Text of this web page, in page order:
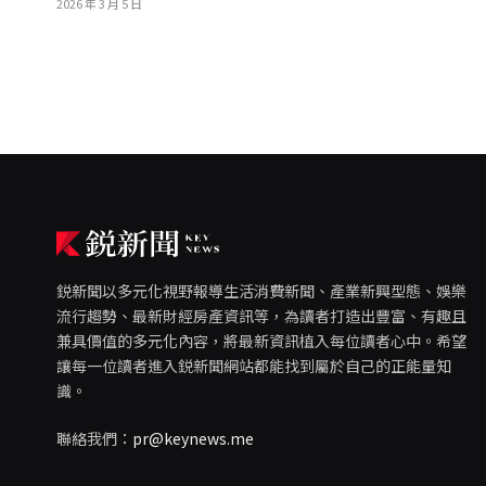
2026 年 3 月 5 日
鋭新聞以多元化視野報導生活消費新聞、產業新興型態、娛樂
流行趨勢、最新財經房產資訊等，為讀者打造出豐富、有趣且
兼具價值的多元化內容，將最新資訊植入每位讀者心中。希望
讓每一位讀者進入鋭新聞網站都能找到屬於自己的正能量知
識。
聯絡我們： pr@keynews.me